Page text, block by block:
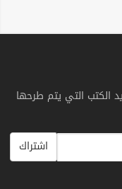
الكتب التي يتم طرحها
اشتراك